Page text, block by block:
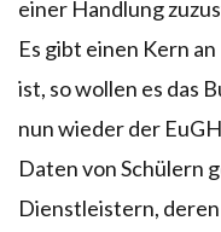
einer Handlung
Es gibt einen Kern
ist, so wollen es das
nun wieder der
Daten von Schülern
Dienstleistern,